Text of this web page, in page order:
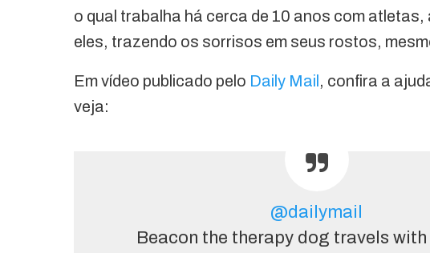
o qual trabalha há cerca de 10 anos com
eles, trazendo os sorrisos em seus rostos,
Em vídeo publicado pelo Daily Mail , confira a
veja:
@dailymail
Beacon the therapy dog travels with